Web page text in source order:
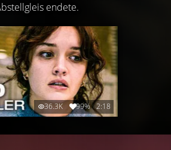
endete.
36.3K 99% 2:18